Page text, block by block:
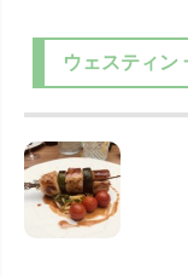
ウェスティン